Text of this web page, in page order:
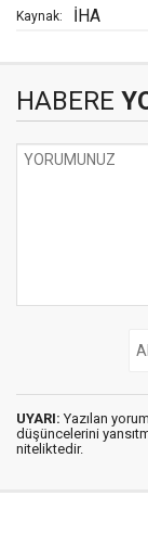
Kaynak: İHA
HABERE
UYARI: Yazılan
düşüncelerini
niteliktedir.